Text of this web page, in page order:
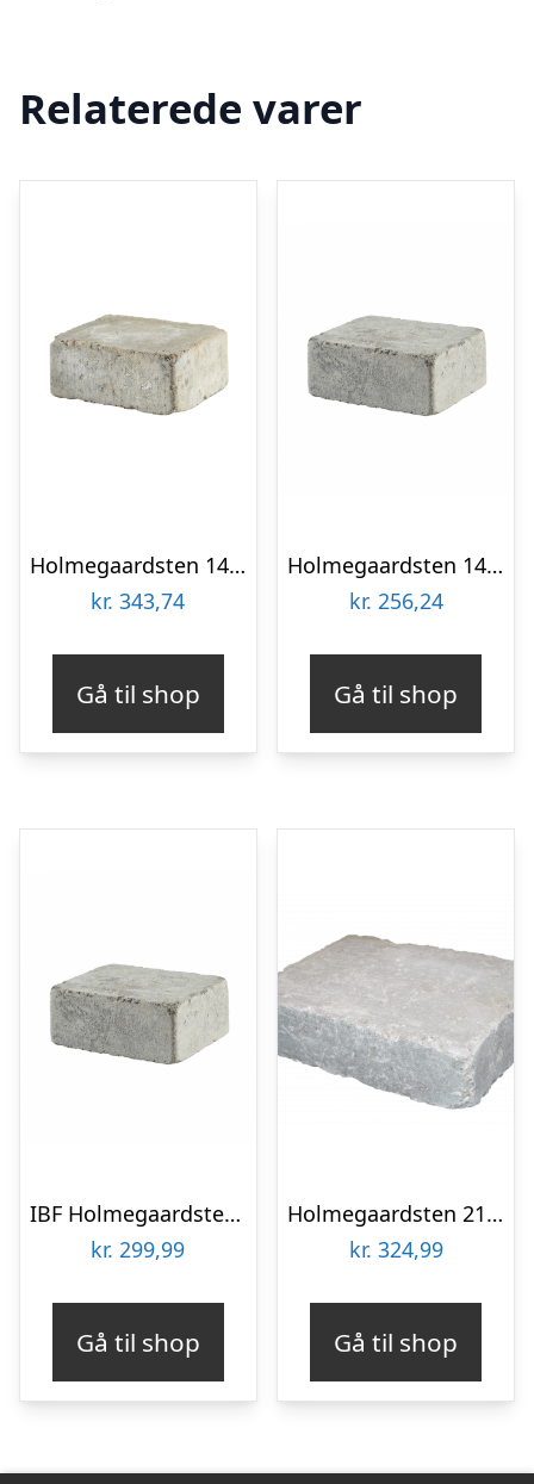
Relaterede varer
Holmegaardsten 14×10,5×5 cm – Halve – Gyldenmix
kr. 343,74
Gå til shop
Holmegaardsten 14×10,5×5 cm – Halve – Gråmix
kr. 256,24
Gå til shop
IBF Holmegaardsten 14×10,5×7 cm – Halve – Gråmix
kr. 299,99
Gå til shop
Holmegaardsten 21x28x7 cm – Mega – Gråmix
kr. 324,99
Gå til shop